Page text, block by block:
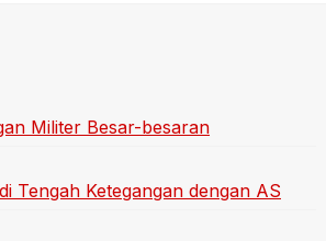
Militer Besar-besaran
Tengah Ketegangan dengan AS